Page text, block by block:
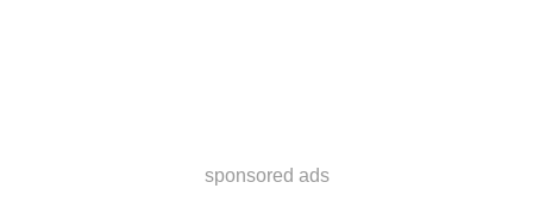
sponsored ads